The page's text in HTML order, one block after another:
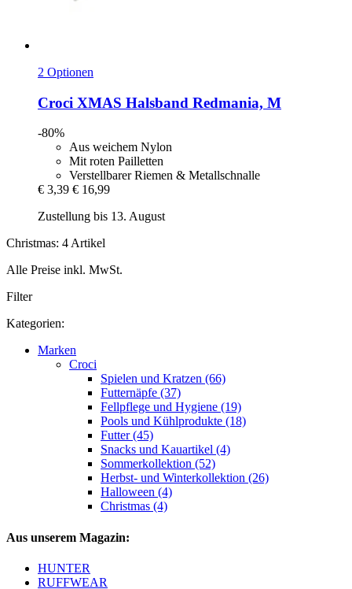
2 Optionen
Croci XMAS Halsband Redmania, M
-80%
Aus weichem Nylon
Mit roten Pailletten
Verstellbarer Riemen & Metallschnalle
€ 3,39 € 16,99
Zustellung bis 13. August
Christmas: 4 Artikel
Alle Preise inkl. MwSt.
Filter
Kategorien:
Marken
Croci
Spielen und Kratzen (66)
Futternäpfe (37)
Fellpflege und Hygiene (19)
Pools und Kühlprodukte (18)
Futter (45)
Snacks und Kauartikel (4)
Sommerkollektion (52)
Herbst- und Winterkollektion (26)
Halloween (4)
Christmas (4)
Aus unserem Magazin:
HUNTER
RUFFWEAR